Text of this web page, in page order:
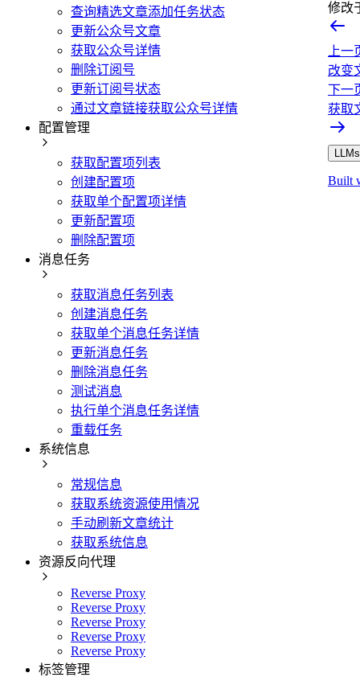
查询精选文章添加任务状态
更新公众号文章
获取公众号详情
删除订阅号
更新订阅号状态
通过文章链接获取公众号详情
配置管理
获取配置项列表
创建配置项
获取单个配置项详情
更新配置项
删除配置项
消息任务
获取消息任务列表
创建消息任务
获取单个消息任务详情
更新消息任务
删除消息任务
测试消息
执行单个消息任务详情
重载任务
系统信息
常规信息
获取系统资源使用情况
手动刷新文章统计
获取系统信息
资源反向代理
Reverse Proxy
Reverse Proxy
Reverse Proxy
Reverse Proxy
Reverse Proxy
标签管理
修改
上一
改变
下一
获取
Built